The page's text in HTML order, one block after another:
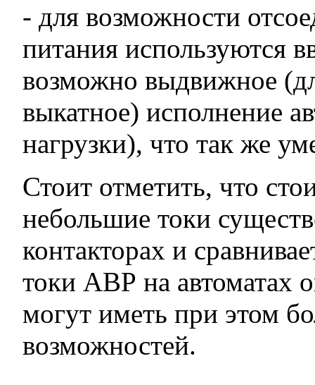
- для возможности
питания используются
возможно выдвижное
выкатное) исполнение
нагрузки), что так же
Стоит отметить, что
небольшие токи
контакторах и
токи АВР на автоматах
могут иметь при этом
возможностей.